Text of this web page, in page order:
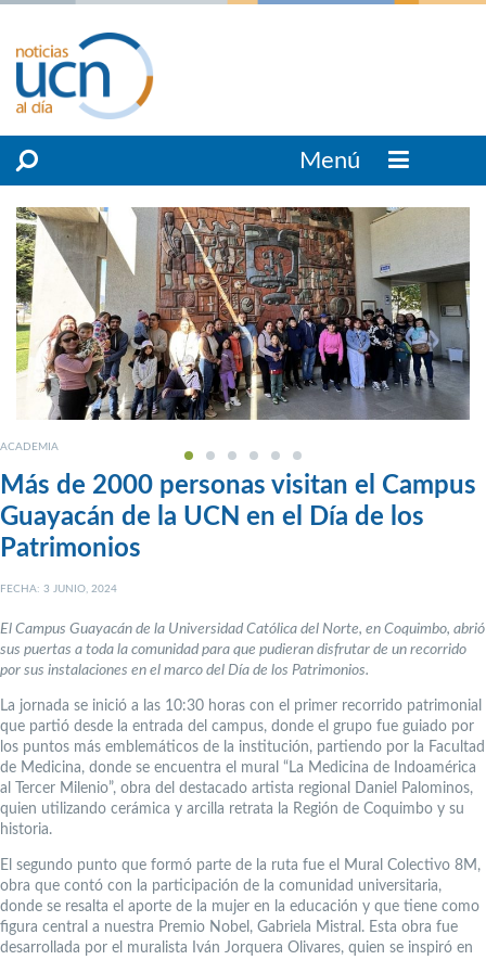
Menú
ACADEMIA
Más de 2000 personas visitan el Campus
Guayacán de la UCN en el Día de los
Patrimonios
FECHA: 3 JUNIO, 2024
El Campus Guayacán de la Universidad Católica del Norte, en Coquimbo, abrió
sus puertas a toda la comunidad para que pudieran disfrutar de un recorrido
por sus instalaciones en el marco del Día de los Patrimonios.
La jornada se inició a las 10:30 horas con el primer recorrido patrimonial
que partió desde la entrada del campus, donde el grupo fue guiado por
los puntos más emblemáticos de la institución, partiendo por la Facultad
de Medicina, donde se encuentra el mural “La Medicina de Indoamérica
al Tercer Milenio”, obra del destacado artista regional Daniel Palominos,
quien utilizando cerámica y arcilla retrata la Región de Coquimbo y su
historia.
El segundo punto que formó parte de la ruta fue el Mural Colectivo 8M,
obra que contó con la participación de la comunidad universitaria,
donde se resalta el aporte de la mujer en la educación y que tiene como
figura central a nuestra Premio Nobel, Gabriela Mistral. Esta obra fue
desarrollada por el muralista Iván Jorquera Olivares, quien se inspiró en